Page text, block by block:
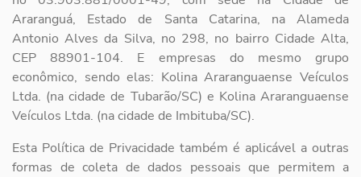
Araranguá, Estado de Santa Catarina, na Alameda
Antonio Alves da Silva, no 298, no bairro Cidade Alta,
CEP 88901-104. E empresas do mesmo grupo
econômico, sendo elas: Kolina Araranguaense Veículos
Ltda. (na cidade de Tubarão/SC) e Kolina Araranguaense
Veículos Ltda. (na cidade de Imbituba/SC).
Esta Política de Privacidade também é aplicável a outras
formas de coleta de dados pessoais que permitem a